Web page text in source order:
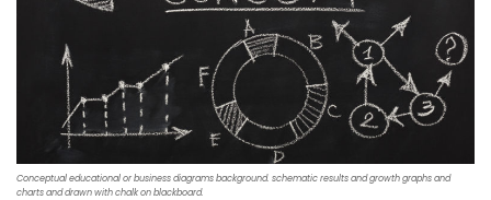
Conceptual educational or business diagrams background. schematic results and growth graphs and
charts and drawn with chalk on blackboard.